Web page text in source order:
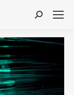
Search: